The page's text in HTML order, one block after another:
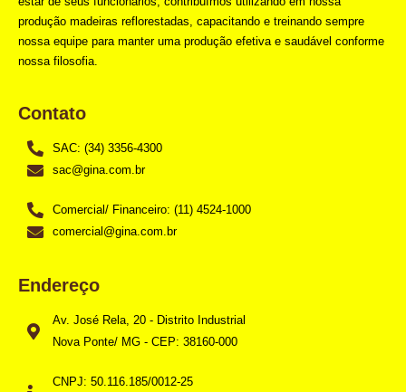
produção madeiras reflorestadas, capacitando e treinando sempre
nossa equipe para manter uma produção efetiva e saudável conforme
nossa filosofia.
Contato
SAC: (34) 3356-4300
sac@gina.com.br
Comercial/ Financeiro: (11) 4524-1000
comercial@gina.com.br
Endereço
Av. José Rela, 20 - Distrito Industrial
Nova Ponte/ MG - CEP: 38160-000
CNPJ: 50.116.185/0012-25